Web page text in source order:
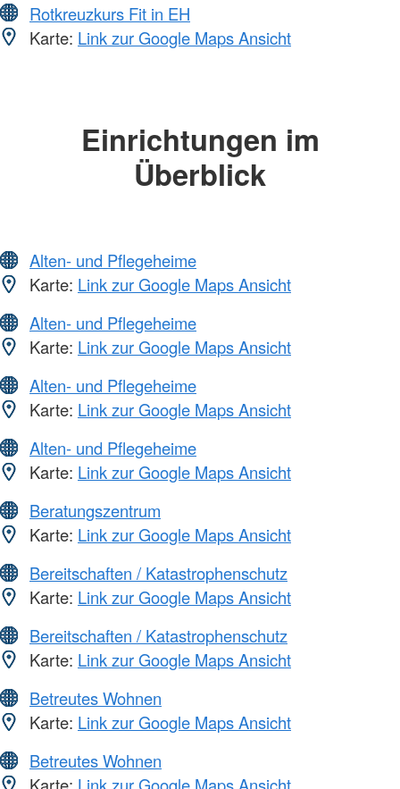
Rotkreuzkurs Fit in EH
Karte: Link zur Google Maps Ansicht
Einrichtungen im
Überblick
Alten- und Pflegeheime
Karte: Link zur Google Maps Ansicht
Alten- und Pflegeheime
Karte: Link zur Google Maps Ansicht
Alten- und Pflegeheime
Karte: Link zur Google Maps Ansicht
Alten- und Pflegeheime
Karte: Link zur Google Maps Ansicht
Beratungszentrum
Karte: Link zur Google Maps Ansicht
Bereitschaften / Katastrophenschutz
Karte: Link zur Google Maps Ansicht
Bereitschaften / Katastrophenschutz
Karte: Link zur Google Maps Ansicht
Betreutes Wohnen
Karte: Link zur Google Maps Ansicht
Betreutes Wohnen